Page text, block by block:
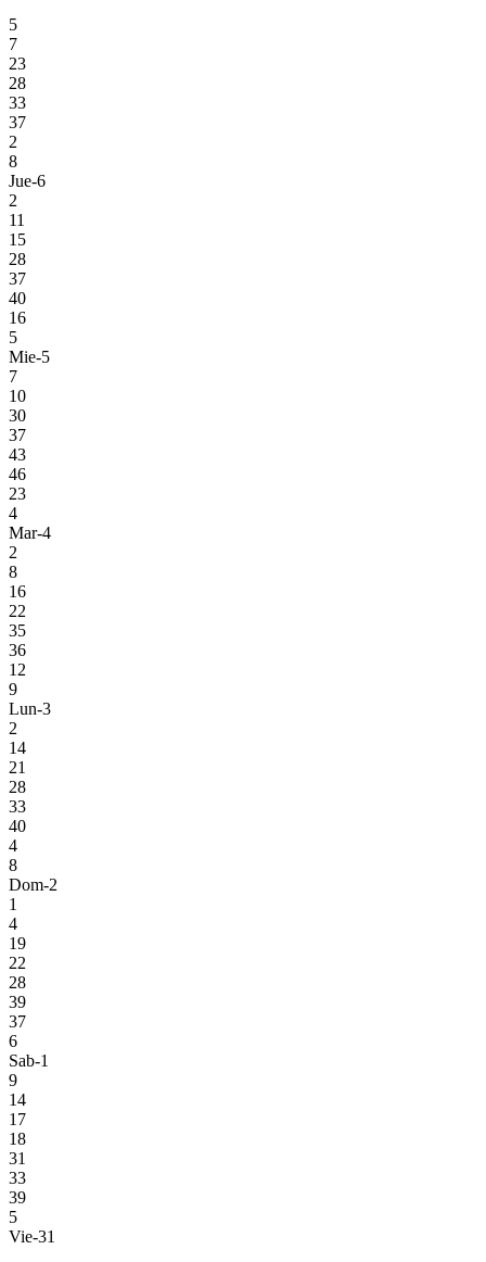
5
7
23
28
33
37
2
8
Jue-6
2
11
15
28
37
40
16
5
Mie-5
7
10
30
37
43
46
23
4
Mar-4
2
8
16
22
35
36
12
9
Lun-3
2
14
21
28
33
40
4
8
Dom-2
1
4
19
22
28
39
37
6
Sab-1
9
14
17
18
31
33
39
5
Vie-31